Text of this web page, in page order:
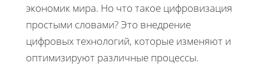
экономик мира. Но что такое цифровизация
простыми словами? Это внедрение
цифровых технологий, которые изменяют и
оптимизируют различные процессы.